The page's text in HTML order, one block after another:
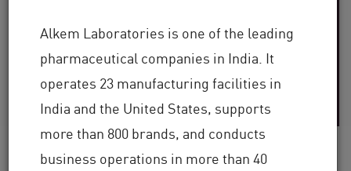
Alkem Laboratories is one of the leading
pharmaceutical companies in India. It
operates 23 manufacturing facilities in
India and the United States, supports
more than 800 brands, and conducts
business operations in more than 40
30년 이상
의 업계 전문 지식